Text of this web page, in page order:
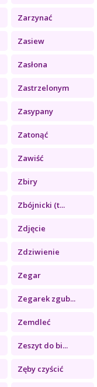
Zarzynać
Zasiew
Zasłona
Zastrzelonym
Zasypany
Zatonąć
Zawiść
Zbiry
Zbójnicki (t...
Zdjęcie
Zdziwienie
Zegar
Zegarek zgub...
Zemdleć
Zeszyt do bi...
Zęby czyścić